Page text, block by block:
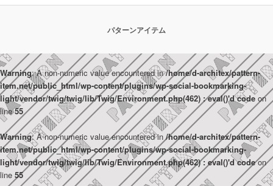
パターンアイテム
Warning: A non-numeric value encountered in/home/d-architex/pattern-
item.net/public_html/wp-content/plugins/wp-social-bookmarking-
light/vendor/twig/twig/lib/Twig/Environment.php(462) : eval()'d codeon
line55
Warning: A non-numeric value encountered in/home/d-architex/pattern-
item.net/public_html/wp-content/plugins/wp-social-bookmarking-
light/vendor/twig/twig/lib/Twig/Environment.php(462) : eval()'d codeon
line 55